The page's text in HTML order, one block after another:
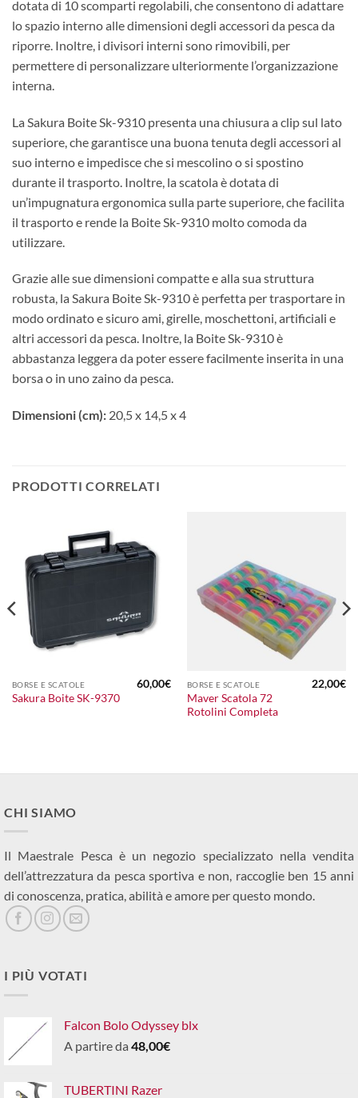
dotata di 10 scomparti regolabili, che consentono di adattare
lo spazio interno alle dimensioni degli accessori da pesca da
riporre. Inoltre, i divisori interni sono rimovibili, per
permettere di personalizzare ulteriormente l’organizzazione
interna.
La Sakura Boite Sk-9310 presenta una chiusura a clip sul lato
superiore, che garantisce una buona tenuta degli accessori al
suo interno e impedisce che si mescolino o si spostino
durante il trasporto. Inoltre, la scatola è dotata di
un’impugnatura ergonomica sulla parte superiore, che facilita
il trasporto e rende la Boite Sk-9310 molto comoda da
utilizzare.
Grazie alle sue dimensioni compatte e alla sua struttura
robusta, la Sakura Boite Sk-9310 è perfetta per trasportare in
modo ordinato e sicuro ami, girelle, moschettoni, artificiali e
altri accessori da pesca. Inoltre, la Boite Sk-9310 è
abbastanza leggera da poter essere facilmente inserita in una
borsa o in uno zaino da pesca.
Dimensioni (cm): 20,5 x 14,5 x 4
PRODOTTI CORRELATI
BORSE E SCATOLE
Sakura Boite SK-9370
60,00€ BORSE E SCATOLE
Maver Scatola 72
Rotolini Completa
22,00€
CHI SIAMO
Il Maestrale Pesca è un negozio specializzato nella vendita
dell’attrezzatura da pesca sportiva e non, raccoglie ben 15 anni
di conoscenza, pratica, abilità e amore per questo mondo.
I PIÙ VOTATI
Falcon Bolo Odyssey blx
A partire da 48,00€
TUBERTINI Razer